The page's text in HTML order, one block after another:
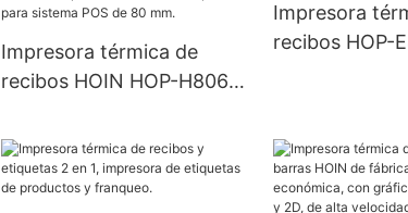
Impresora térmica de
recibos HOIN HOP-H806
con diseño
completamente nuevo.
Impresora para sistema
Impresora
recibos HOP-